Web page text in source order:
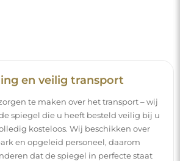
en veilig transport
te maken over het transport – wij
spiegel die u heeft besteld veilig bij u
kosteloos. Wij beschikken over
en opgeleid personeel, daarom
dat de spiegel in perfecte staat